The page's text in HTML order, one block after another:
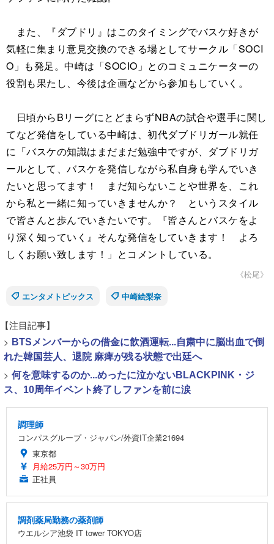
また、『ダブドリ』はこのタイミングでバスケ好きが
気軽に集まり意見交換のできる場としてサークル「SOCI
O」も発足。中崎は「SOCIO」とのコミュニケーターの
役割も果たし、今後は企画などから参加もしていく。
日頃からBリーグにとどまらずNBAの試合や選手に関し
てなど発信をしている中崎は、初代ダブドリガール就任
に「バスケの知識はまだまだ勉強中ですが、ダブドリガ
ールとして、バスケを発信しながら私自身も学んでいき
たいと思ってます！ まだ知らないことや世界を、これ
から私と一緒に知っていきませんか？ というスタイル
で皆さんと歩んでいきたいです。『皆さんとバスケをよ
り深く知っていく』そんな発信をしていきます！ よろ
しくお願い致します！」とコメントしている。
《松尾》
エンタメトピックス
中崎絵梨奈
【注目記事】
> BTSメンバーからの借金に飲酒運転...自粛中に脳出血で倒
れた韓国芸人、退院 麻痺が残る状態で出廷へ
> 何を意味するのか...めったに泣かないBLACKPINK・ジ
ス、10周年イベント終了しファンを前に涙
調理師
コンパスグループ・ジャパン/外資IT企業21694
東京都
月給25万円～30万円
正社員
調剤薬局勤務の薬剤師
ウエルシア池袋 IT tower TOKYO店